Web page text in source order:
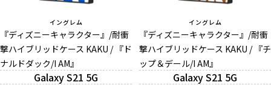
イングレム
『ディズニーキャラクター』/耐衝
撃ハイブリッドケース KAKU / 『ド
ナルドダック/I AM』
Galaxy S21 5G
イングレム
『ディズニーキャラクター』/耐衝
撃ハイブリッドケース KAKU / 『チ
ップ＆デール/I AM』
Galaxy S21 5G